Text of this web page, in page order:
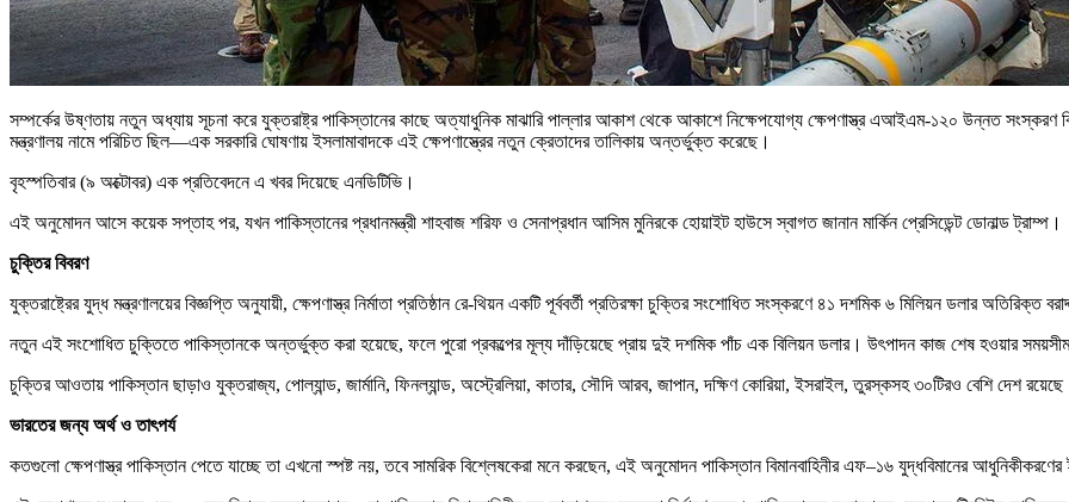
সম্পর্কের উষ্ণতায় নতুন অধ্যায় সূচনা করে যুক্তরাষ্ট্র পাকিস্তানের কাছে অত্যাধুনিক মাঝারি পাল্লার আকাশ থেকে আকাশে নিক্ষেপযোগ্য ক্ষেপণাস্ত্র এআইএম-১২০ উন্নত সংস্করণ
মন্ত্রণালয় নামে পরিচিত ছিল—এক সরকারি ঘোষণায় ইসলামাবাদকে এই ক্ষেপণাস্ত্রের নতুন ক্রেতাদের তালিকায় অন্তর্ভুক্ত করেছে।
বৃহস্পতিবার (৯ অক্টোবর) এক প্রতিবেদনে এ খবর দিয়েছে এনডিটিভি।
এই অনুমোদন আসে কয়েক সপ্তাহ পর, যখন পাকিস্তানের প্রধানমন্ত্রী শাহবাজ শরিফ ও সেনাপ্রধান আসিম মুনিরকে হোয়াইট হাউসে স্বাগত জানান মার্কিন প্রেসিডেন্ট ডোনাল্ড ট্রাম্প।
চুক্তির বিবরণ
যুক্তরাষ্ট্রের যুদ্ধ মন্ত্রণালয়ের বিজ্ঞপ্তি অনুযায়ী, ক্ষেপণাস্ত্র নির্মাতা প্রতিষ্ঠান রে-থিয়ন একটি পূর্ববর্তী প্রতিরক্ষা চুক্তির সংশোধিত সংস্করণে ৪১ দশমিক ৬ মিলিয়ন ডলার
নতুন এই সংশোধিত চুক্তিতে পাকিস্তানকে অন্তর্ভুক্ত করা হয়েছে, ফলে পুরো প্রকল্পের মূল্য দাঁড়িয়েছে প্রায় দুই দশমিক পাঁচ এক বিলিয়ন ডলার। উৎপাদন কাজ শেষ হওয়ার সময়সীমা
চুক্তির আওতায় পাকিস্তান ছাড়াও যুক্তরাজ্য, পোল্যান্ড, জার্মানি, ফিনল্যান্ড, অস্ট্রেলিয়া, কাতার, সৌদি আরব, জাপান, দক্ষিণ কোরিয়া, ইসরাইল, তুরস্কসহ ৩০টিরও বেশি দেশ
ভারতের জন্য অর্থ ও তাৎপর্য
কতগুলো ক্ষেপণাস্ত্র পাকিস্তান পেতে যাচ্ছে তা এখনো স্পষ্ট নয়, তবে সামরিক বিশ্লেষকেরা মনে করছেন, এই অনুমোদন পাকিস্তান বিমানবাহিনীর এফ–১৬ যুদ্ধবিমানের আধুনিকীকরণের